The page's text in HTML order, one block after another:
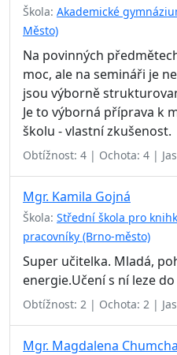
Škola: Akademické
Město)
Na povinných
moc, ale na semináři je
jsou výborně
Je to výborná příprava k
školu - vlastní zkušenost.
Obtížnost: 4 | Ochota: 4 |
Mgr. Kamila Gojná
Škola: Střední škola pro
pracovníky (Brno-město)
Super učitelka. Mladá,
energie.Učení s ní leze
Obtížnost: 2 | Ochota: 2 |
Mgr. Magdalena